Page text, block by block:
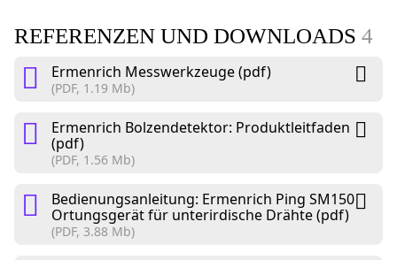
REFERENZEN UND DOWNLOADS 4
Ermenrich Messwerkzeuge (pdf)
(PDF, 1.19 Mb)
Ermenrich Bolzendetektor: Produktleitfaden
(pdf)
(PDF, 1.56 Mb)
Bedienungsanleitung: Ermenrich Ping SM150
Ortungsgerät für unterirdische Drähte (pdf)
(PDF, 3.88 Mb)